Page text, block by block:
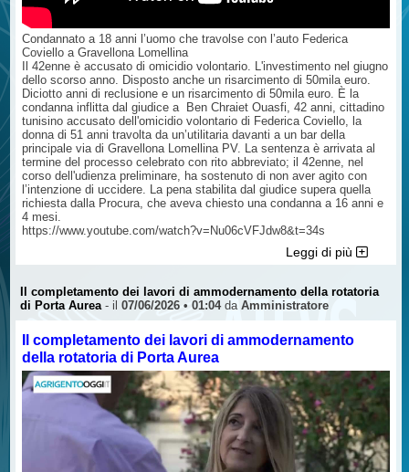
Condannato a 18 anni l’uomo che travolse con l’auto Federica
Coviello a Gravellona Lomellina
Il 42enne è accusato di omicidio volontario. L'investimento nel giugno
dello scorso anno. Disposto anche un risarcimento di 50mila euro.
Diciotto anni di reclusione e un risarcimento di 50mila euro. È la
condanna inflitta dal giudice a Ben Chraiet Ouasfi, 42 anni, cittadino
tunisino accusato dell'omicidio volontario di Federica Coviello, la
donna di 51 anni travolta da un’utilitaria davanti a un bar della
principale via di Gravellona Lomellina PV. La sentenza è arrivata al
termine del processo celebrato con rito abbreviato; il 42enne, nel
corso dell'udienza preliminare, ha sostenuto di non aver agito con
l’intenzione di uccidere. La pena stabilita dal giudice supera quella
richiesta dalla Procura, che aveva chiesto una condanna a 16 anni e
4 mesi.
https://www.youtube.com/watch?v=Nu06cVFJdw8&t=34s
Leggi di più
Il completamento dei lavori di ammodernamento della rotatoria
di Porta Aurea - il 07/06/2026 • 01:04da Amministratore
Il completamento dei lavori di ammodernamento
della rotatoria di Porta Aurea